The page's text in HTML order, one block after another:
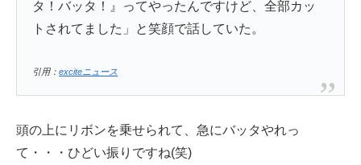
タ！バッタ！』ってやったんですけど、全部カッ
トされてました」と笑顔で話していた。
引用：exciteニュース
頭の上にリボンを乗せられて、急にバッタやれっ
て・・・ひどい振りですね(笑)